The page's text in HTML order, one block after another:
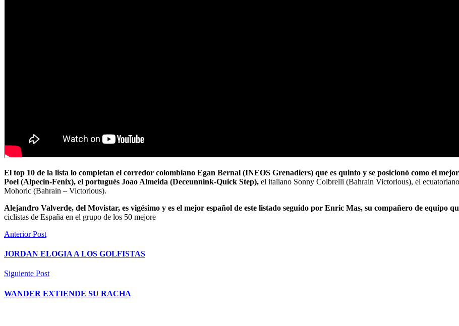
El top 10 de la lista lo completan el corredor colombiano Egan Bernal (INEOS Grenadiers) que es quinto y se posicionó como el
Poel (Alpecin-Fenix), el portugués Joao Almeida (Deceunnink-Quick Step), el italiano Sonny Colbrelli (Bahrain Victorious), el
Mohoric (Bahrain – Victorious).
Alejandro Valverde, del Movistar, es vigésimo y es el mejor español de este listado seguido por Enric Mas, su compañero de equipo
ciclistas de España en el grupo de los 50 mejore
Anterior Post
JORDAN ELOGIA A LOS GOLFISTAS
Siguiente Post
WANDER EXTIENDE SU RACHA